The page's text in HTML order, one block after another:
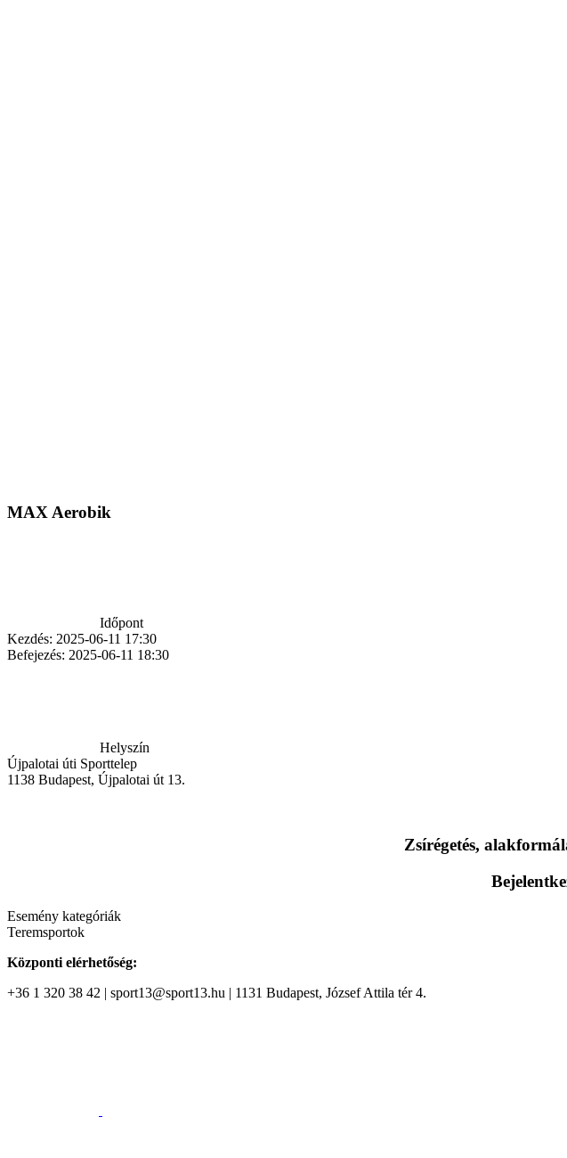
MAX Aerobik
Időpont
Kezdés: 2025-06-11 17:30
Befejezés: 2025-06-11 18:30
Helyszín
Újpalotai úti Sporttelep
1138 Budapest, Újpalotai út 13.
Zsírégetés,
Esemény kategóriák
Teremsportok
Központi elérhetőség:
+36 1 320 38 42 | sport13@sport13.hu | 1131 Budapest, József Attila tér 4.